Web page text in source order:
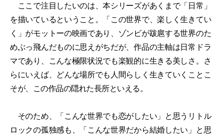
ここで注目したいのは、本シリーズがあくまで「日常」
を描いているということ。「この世界で、楽しく生きてい
く」がモットーの映画であり、ゾンビが跋扈する世界のた
めぶっ飛んだものに思えがちだが、作品の主軸は日常ドラ
マであり、こんな極限状況でも楽観的に生きる美しさ。さ
らにいえば、どんな場所でも人間らしく生きていくことこ
そが、この作品の隠れた長所といえる。
そのため、「こんな世界でも恋がしたい」と思うリトル
ロックの孤独感も、「こんな世界だから結婚したい」と思